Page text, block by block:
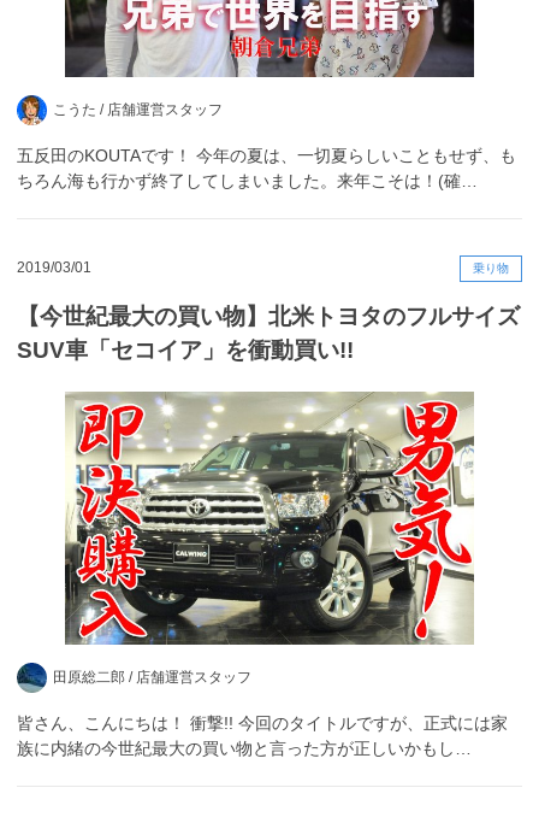
こうた / 店舗運営スタッフ
五反田のKOUTAです！ 今年の夏は、一切夏らしいこともせず、も
ちろん海も行かず終了してしまいました。来年こそは！(確…
2019/03/01 乗り物
【今世紀最大の買い物】北米トヨタのフルサイズ
SUV車「セコイア」を衝動買い!!
田原総二郎 / 店舗運営スタッフ
皆さん、こんにちは！ 衝撃!! 今回のタイトルですが、正式には家
族に内緒の今世紀最大の買い物と言った方が正しいかもし…